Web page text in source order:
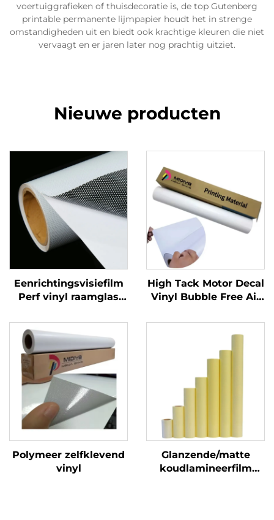
voertuiggrafieken of thuisdecoratie is, de top Gutenberg
printable permanente lijmpapier houdt het in strenge
omstandigheden uit en biedt ook krachtige kleuren die niet
vervaagt en er jaren later nog prachtig uitziet.
Nieuwe producten
Eenrichtingsvisiefilm
Perf vinyl raamglas
Perforated Viny Roll
High Tack Motor Decal
Vinyl Bubble Free Air
Zelfklevende Vinylrol
voor Motor Auto Dirt
Bike Decal
Polymeer zelfklevend
vinyl
Glanzende/matte
koudlamineerfilm